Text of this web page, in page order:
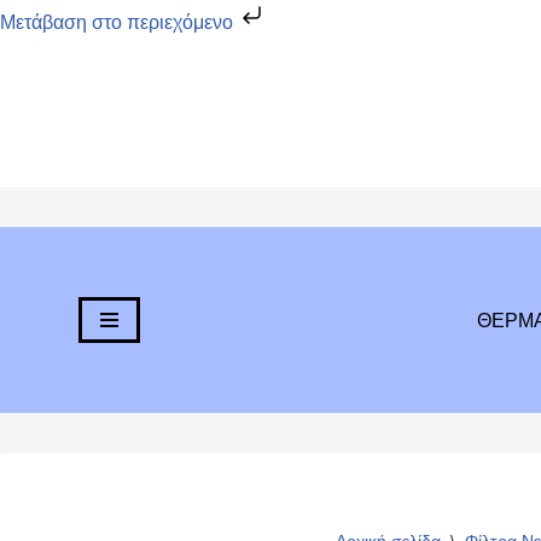
Μετάβαση στο περιεχόμενο